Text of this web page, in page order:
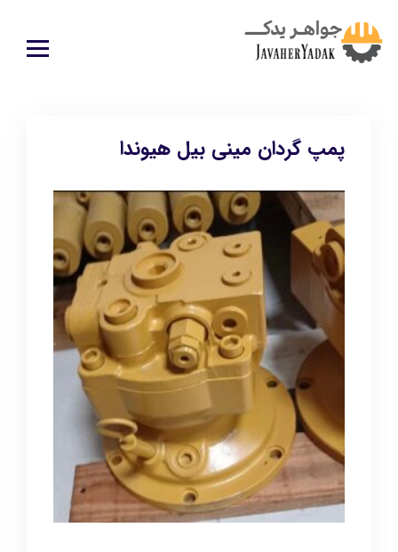
پمپ گردان مینی بیل هیوندا